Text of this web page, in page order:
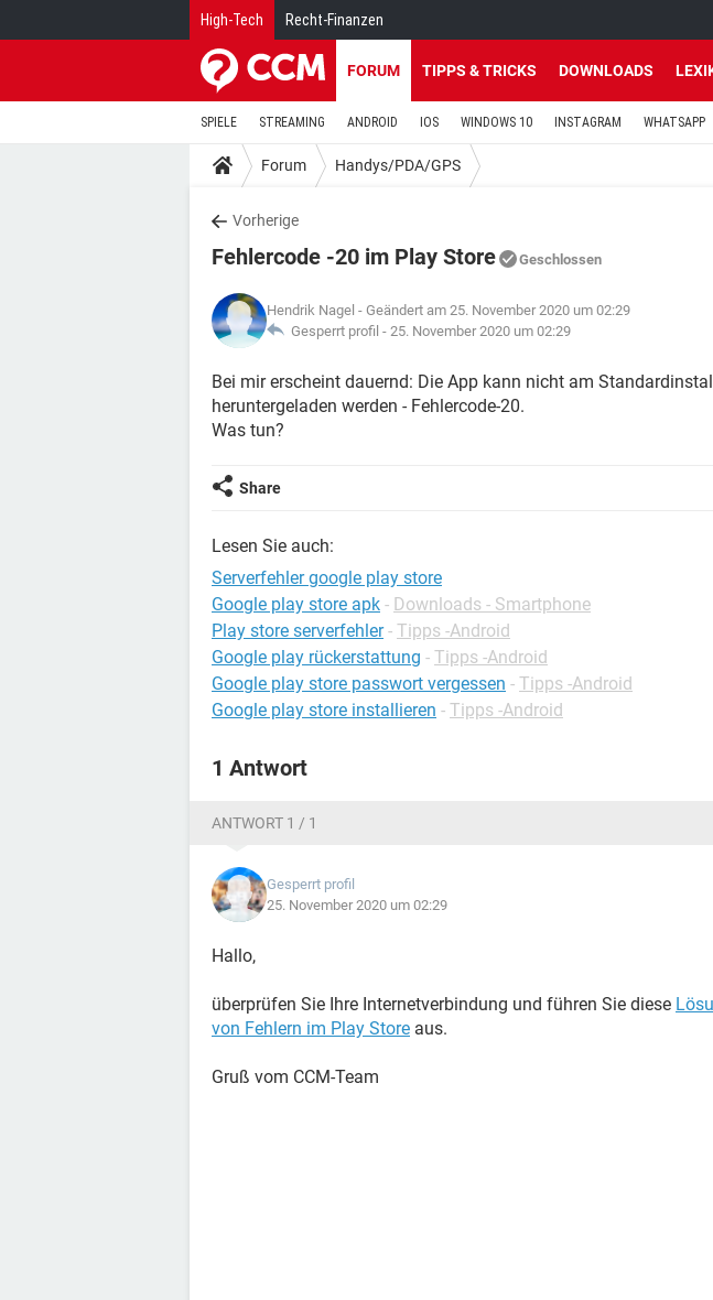
High-Tech Recht-Finanzen
FORUM TIPPS & TRICKS DOWNLOADS
SPIELE STREAMING ANDROID IOS WINDOWS 10 INSTAGRAM WHATSAPP
Forum Handys/PDA/GPS
Vorherige
Fehlercode -20 im Play Store Geschlossen
Hendrik Nagel - Geändert am 25. November 2020 um 02:29
Gesperrt profil - 25. November 2020 um 02:29
Bei mir erscheint dauernd: Die App kann nicht am
heruntergeladen werden - Fehlercode-20.
Was tun?
Share
Lesen Sie auch:
Serverfehler google play store
Google play store apk - Downloads - Smartphone
Play store serverfehler - Tipps -Android
Google play rückerstattung - Tipps -Android
Google play store passwort vergessen - Tipps -Android
Google play store installieren - Tipps -Android
1 Antwort
ANTWORT 1 / 1
Gesperrt profil
25. November 2020 um 02:29
Hallo,
überprüfen Sie Ihre Internetverbindung und führen Sie diese
von Fehlern im Play Store aus.
Gruß vom CCM-Team